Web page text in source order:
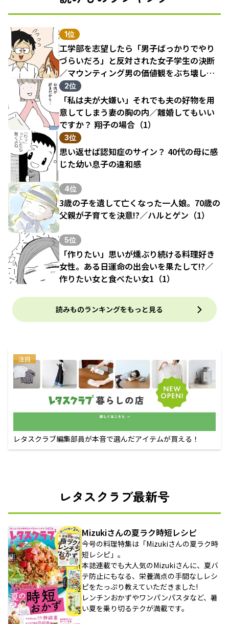
1位
工学部を志望したら「男子ばっかりでやり
づらいだろ」と反対された女子学生の決断
／マウンティング男の価値観をぶち壊した
結果（1）
2位
「私は夫が大嫌い」それでも夫の好物を用
意してしまう妻の胸の内／離婚してもいい
ですか？ 翔子の場合（1）
3位
思い返せば認知症のサイン？ 40代の母に感
じた幼い息子の違和感
4位
3歳の子を遺して亡くなった一人娘。70歳の
父親が子育てを決意!?／ハルとゲン（1）
5位
「作りたい」思いが燻ぶり続ける料理好き
女性。ある日運命の出会いを果たして!?／
作りたい女と食べたい女1（1）
読みものランキングをもっと見る
注目
レタスクラブ編集部員が本音で選んだアイテムが買える！
レタスクラブ最新号
Mizukiさんの夏ラク時短レシピ
今号の料理特集は「Mizukiさんの夏ラク時
短レシピ」。
本誌連載でも大人気のMizukiさんに、夏バ
テ防止にもなる、栄養満点の手間なしレシ
ピをたっぷり教えていただきました!
レンチンおかずやワンパンパスタなど、暑
い夏を乗り切るテクが満載です。